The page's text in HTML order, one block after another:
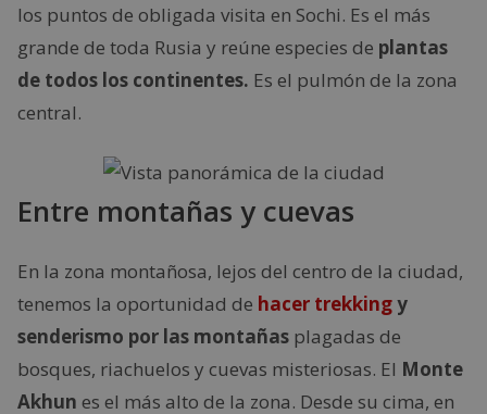
los puntos de obligada visita en Sochi. Es el más
grande de toda Rusia y reúne especies de plantas
de todos los continentes. Es el pulmón de la zona
central.
Entre montañas y cuevas
En la zona montañosa, lejos del centro de la ciudad,
tenemos la oportunidad de hacer trekkingy
senderismo por las montañas plagadas de
bosques, riachuelos y cuevas misteriosas. El Monte
Akhun es el más alto de la zona. Desde su cima, en